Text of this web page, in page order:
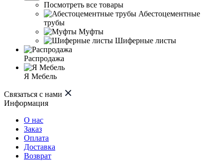
Посмотреть все товары
Абестоцементные
трубы
Муфты
Шиферные листы
Распродажа
Я Мебель
Связаться с нами
Информация
О нас
Заказ
Оплата
Доставка
Возврат